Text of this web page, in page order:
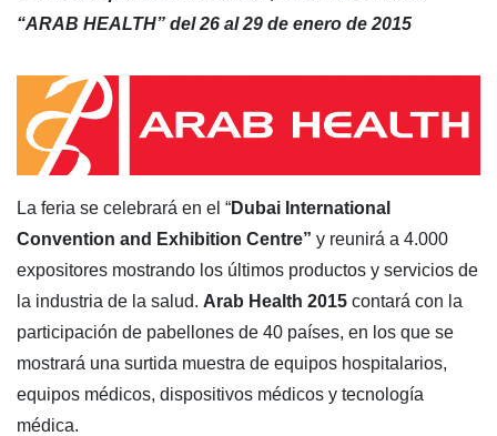
“ARAB HEALTH” del 26 al 29 de enero de 2015
La feria se celebrará en el “Dubai International
Convention and Exhibition Centre” y reunirá a 4.000
expositores mostrando los últimos productos y servicios de
la industria de la salud. Arab Health 2015 contará con la
participación de pabellones de 40 países, en los que se
mostrará una surtida muestra de equipos hospitalarios,
equipos médicos, dispositivos médicos y tecnología
médica.